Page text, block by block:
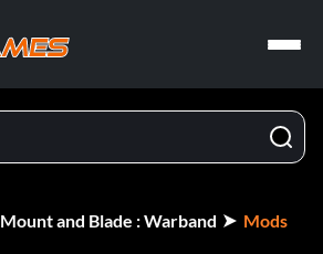
Mount and Blade : Warband Mods